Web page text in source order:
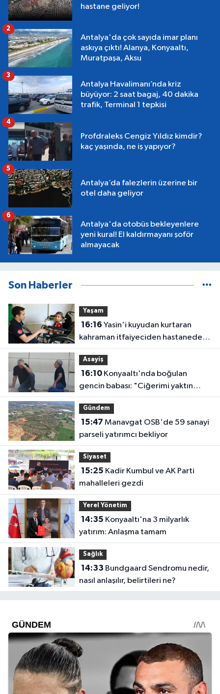
hastane geliyor!
Antalya'da çok sayıda imar planı
askıya çıktı! Alanya, Konyaaltı,
Muratpaşa, Aksu
2
Antalya Havalimanı’nda kriz
büyüyor: 2 saat bagaj, 40 dakika
trafik, Terminal 1 tepkisi
3
Profdraleks Cengiz Yıldız kimdir?
kaç yaşında, ne iş yapıyor?
4
Antalya’da falezlerin üzerine bir
otel daha geliyor
5
Antalya'da otobüs bekleyenlere
yeni kural! El kaldırmayanı şoför
almayacak
6
Son Haberler
Yaşam
16:16
kahraman itfaiyeciden hastanede
ziyaret
Asayiş
16:10Konyaaltı'nda boğulan
gencin babası: "Ciğerimi yaktın
babam"
Gündem
15:47
parseli yatırımcı bekliyor
Siyaset
15:25
mahalleleri gezdi
Yerel Yönetim
14:35
yatırım: Anlaşma tamam
Sağlık
14:33
nasıl anlaşılır, belirtileri ne?